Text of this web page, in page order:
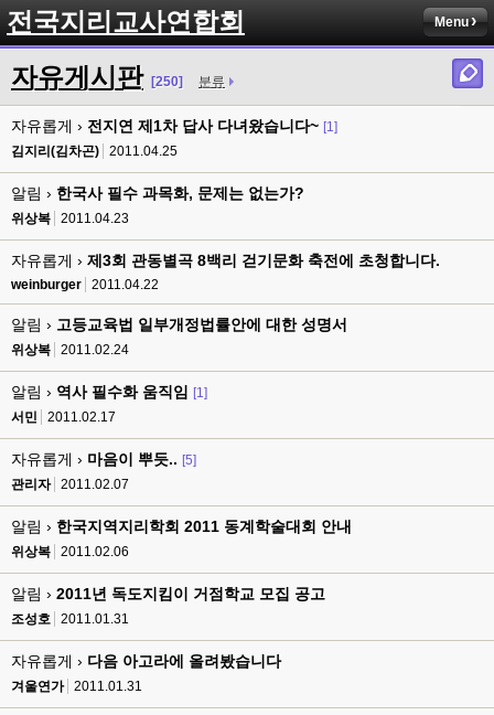
전국지리교사연합회 Menu
자유게시판 [250] 분류
자유롭게 › 전지연 제1차 답사 다녀왔습니다~ [1]
김지리(김차곤)
2011.04.25
알림 › 한국사 필수 과목화, 문제는 없는가?
위상복 2011.04.23
자유롭게 › 제3회 관동별곡 8백리 걷기문화 축전에 초청합니다.
weinburger 2011.04.22
알림 › 고등교육법 일부개정법률안에 대한 성명서
위상복 2011.02.24
알림 › 역사 필수화 움직임 [1]
서민
2011.02.17
자유롭게 › 마음이 뿌듯.. [5]
관리자
2011.02.07
알림 › 한국지역지리학회 2011 동계학술대회 안내
위상복 2011.02.06
알림 › 2011년 독도지킴이 거점학교 모집 공고
조성호 2011.01.31
자유롭게 › 다음 아고라에 올려봤습니다
겨울연가 2011.01.31